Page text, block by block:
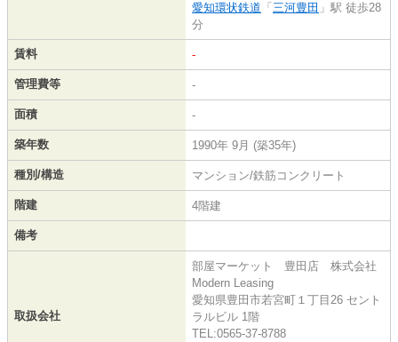
愛知環状鉄道 「 三河豊田 」駅 徒歩28
分
賃料 -
管理費等 -
面積 -
築年数 1990年 9月 (築35年)
種別/構造 マンション/鉄筋コンクリート
階建 4階建
備考
取扱会社
部屋マーケット 豊田店 株式会社
Modern Leasing
愛知県豊田市若宮町１丁目26 セント
ラルビル 1階
TEL:0565-37-8788